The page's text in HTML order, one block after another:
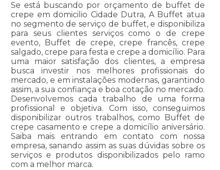
Se está buscando por orçamento de buffet de
crepe em domicilio Cidade Dutra, A Buffet atua
no segmento de serviço de buffet, e disponibiliza
para seus clientes serviços como o de crepe
evento, Buffet de crepe, crepe francês, crepe
salgado, crepe para festa e crepe a domicílio. Para
uma maior satisfação dos clientes, a empresa
busca investir nos melhores profissionais do
mercado, e em instalações modernas, garantindo
assim, a sua confiança e boa cotação no mercado.
Desenvolvemos cada trabalho de uma forma
profissional e objetiva. Com isso, conseguimos
disponibilizar outros trabalhos, como Buffet de
crepe casamento e crepe a domicílio aniversário.
Saiba mais entrando em contato com nossa
empresa, sanando assim as suas dúvidas sobre os
serviços e produtos disponibilizados pelo ramo
com a melhor marca.